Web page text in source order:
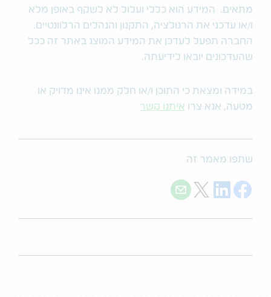
מתאים. המידע הוא כללי ועלול לא לשקף באופן מלא
ו/או עדכני את הרגולציה, התקנון והנהלים הרלוונטיים.
החברה תפעל לעדכן את המידע המוצג באתר זה ככל
שהעדכונים יובאו לידיעתה.
במידה ומצאת כי התוכן ו/או חלק ממנו אינו מדויק או
מטעה, אנא צרו איתנו קשר
שתפו מאמר זה
Share on Facebook
Share on LinkedIn
Share on Twitter
Share with E-mail